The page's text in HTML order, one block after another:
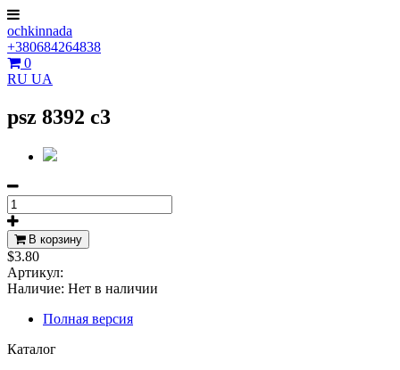
ochkinnada
+380684264838
0
RU UA
psz 8392 c3
В корзину
$3.80
Артикул:
Наличие: Нет в наличии
Полная версия
Каталог